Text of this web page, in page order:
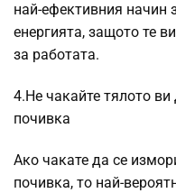
най-ефективния начин
енергията, защото те
за работата.
4.Не чакайте тялото
почивка
Ако чакате да се
почивка, то най-